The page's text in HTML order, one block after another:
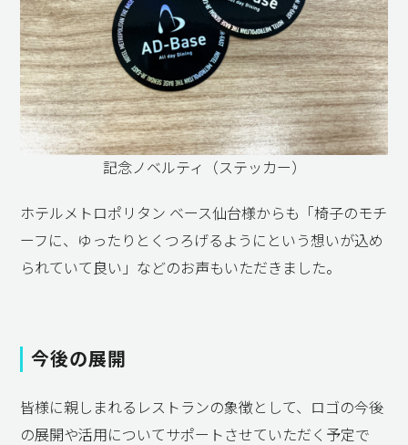
記念ノベルティ（ステッカー）
ホテルメトロポリタン ベース仙台様からも「椅子のモチ
ーフに、ゆったりとくつろげるようにという想いが込め
られていて良い」などのお声もいただきました。
今後の展開
皆様に親しまれるレストランの象徴として、ロゴの今後
の展開や活用についてサポートさせていただく予定で